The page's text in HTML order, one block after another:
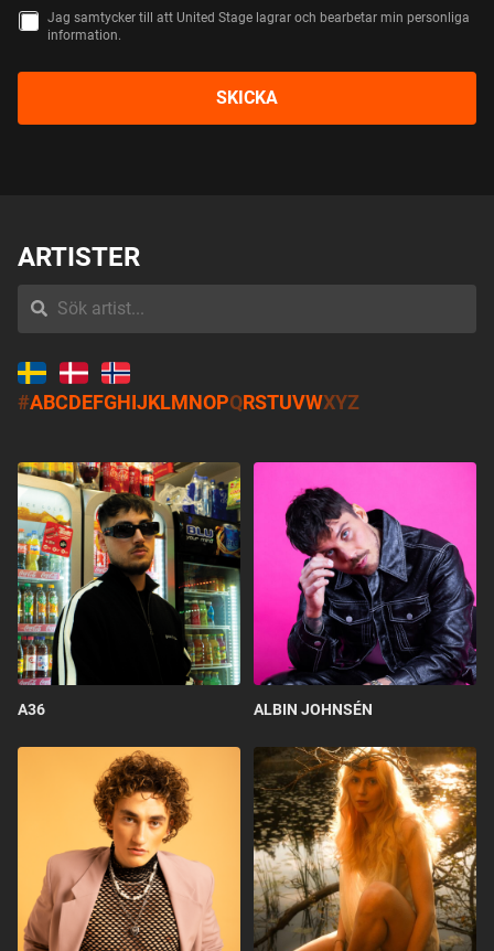
T
K
Jag samtycker till att United Stage lagrar och bearbetar min personliga
information.
SKICKA
ARTISTER
#ABCDEFGHIJKLMNOPQRSTUVWXYZ
A36 ALBIN JOHNSÉN